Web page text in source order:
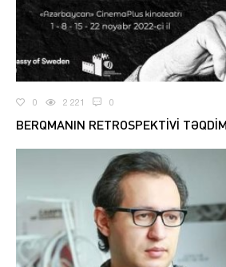
0 2 221 0
BERQMANIN RETROSPEKTİVİ